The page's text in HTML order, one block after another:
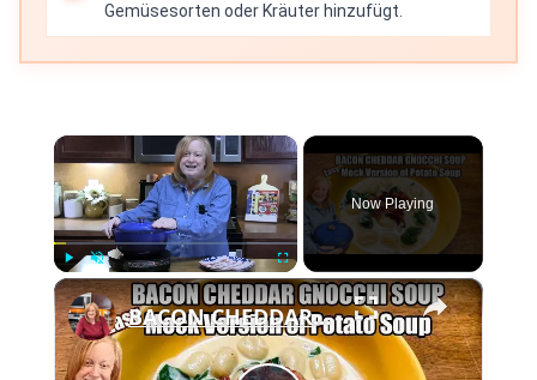
Gemüsesorten oder Kräuter hinzufügt.
×
Play Unmute Fullscreen
Now Playing
×
BACON CHEDDAR GNOCCHI SOUP An Easy Mock Potato Soup